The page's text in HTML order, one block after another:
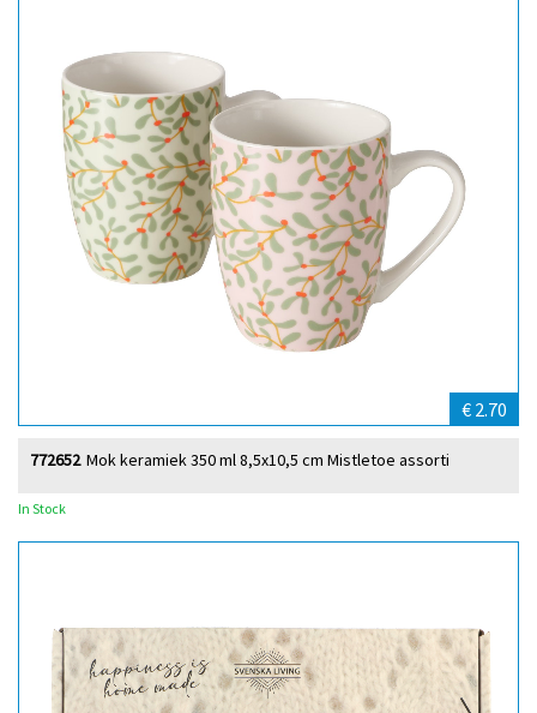
€ 2.70
Mok keramiek 350 ml 8,5x10,5 cm Mistletoe assorti
772652
In Stock